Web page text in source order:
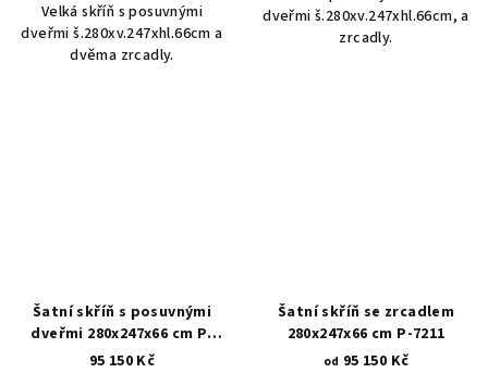
Velká skříň s posuvnými
dveřmi š.280xv.247xhl.66cm a
dvěma zrcadly.
dveřmi š.280xv.247xhl.66cm, a
zrcadly.
Šatní skříň s posuvnými
dveřmi 280x247x66 cm P-
7249
95 150 Kč
Šatní skříň se zrcadlem
280x247x66 cm P-7211
od 95 150 Kč